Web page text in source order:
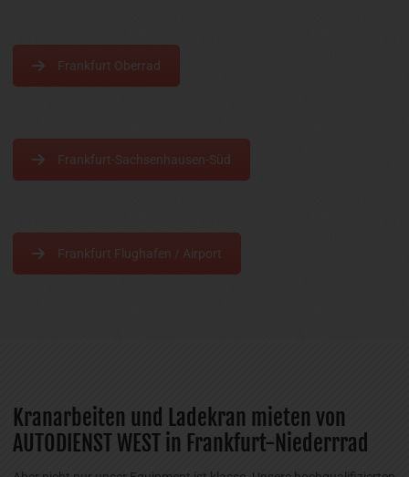
Frankfurt Oberrad
Frankfurt-Sachsenhausen-Süd
Frankfurt Flughafen / Airport
Kranarbeiten und Ladekran mieten von
AUTODIENST WEST in Frankfurt-Niederrrad